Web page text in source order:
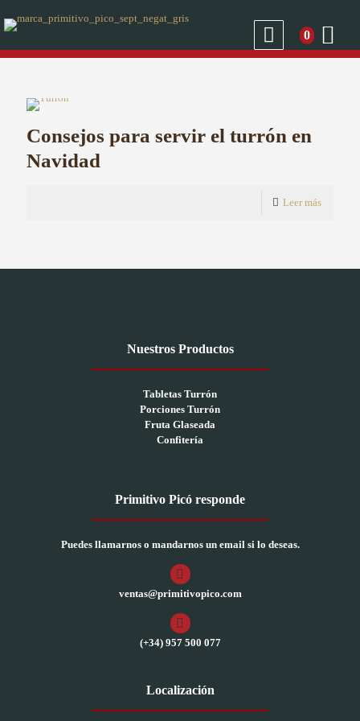
0
Consejos para servir el turrón en
Navidad
Leer más
Nuestros Productos
Tabletas Turrón
Porciones Turrón
Fruta Glaseada
Confitería
Primitivo Picó responde
Puedes llamarnos o mandarnos un email si lo deseas.
ventas@primitivopico.com
(+34) 957 500 077
Localización